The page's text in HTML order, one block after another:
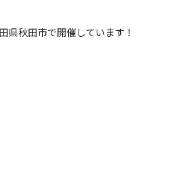
県秋田市で開催しています！